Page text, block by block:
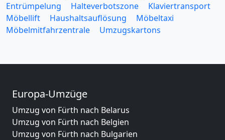
Entrümpelung
Halteverbotszone
Klaviertransport
Möbellift
Haushaltsauflösung
Möbeltaxi
Möbelmitfahrzentrale
Umzugskartons
Europa-Umzüge
Umzug von Fürth nach Belarus
Umzug von Fürth nach Belgien
Umzug von Fürth nach Bulgarien